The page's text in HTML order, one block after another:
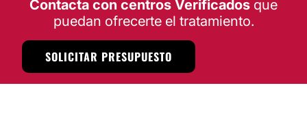
Contacta con centros Verificados que
puedan ofrecerte el tratamiento.
SOLICITAR PRESUPUESTO